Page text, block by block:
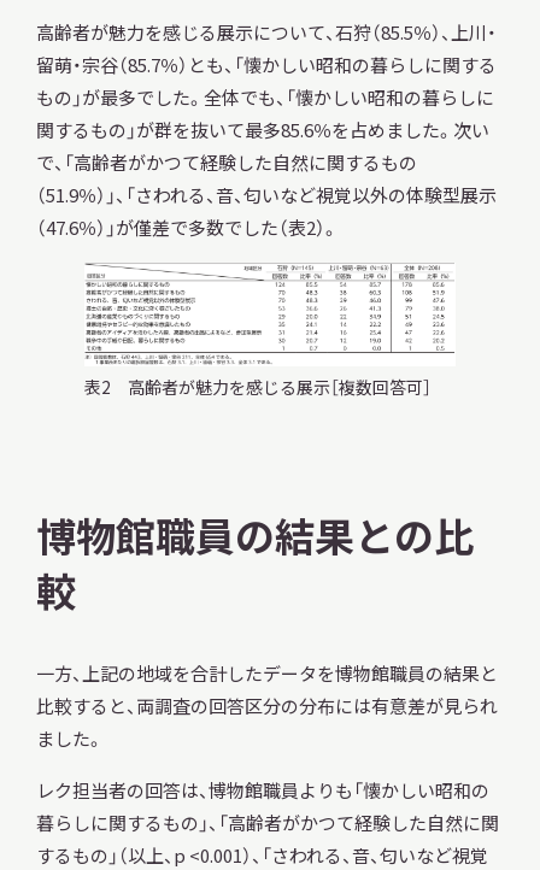
高齢者が魅力を感じる展示について、石狩（85.5％）、上川・
留萌・宗谷（85.7％）とも、「懐かしい昭和の暮らしに関する
もの」が最多でした。全体でも、「懐かしい昭和の暮らしに
関するもの」が群を抜いて最多85.6％を占めました。次い
で、「高齢者がかつて経験した自然に関するもの
（51.9％）」、「さわれる、音、匂いなど視覚以外の体験型展示
（47.6％）」が僅差で多数でした（表2）。
表2 高齢者が魅力を感じる展示［複数回答可］
博物館職員の結果との比
較
一方、上記の地域を合計したデータを博物館職員の結果と
比較すると、両調査の回答区分の分布には有意差が見られ
ました。
レク担当者の回答は、博物館職員よりも「懐かしい昭和の
暮らしに関するもの」、「高齢者がかつて経験した自然に関
するもの」（以上、p <0.001）、「さわれる、音、匂いなど視覚